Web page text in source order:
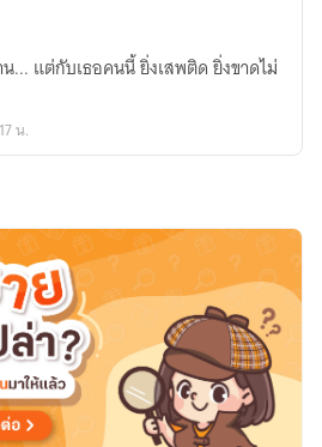
แต่กับเธอคนนี้ ยิ่งเสพติด ยิ่งขาดไม่
น.